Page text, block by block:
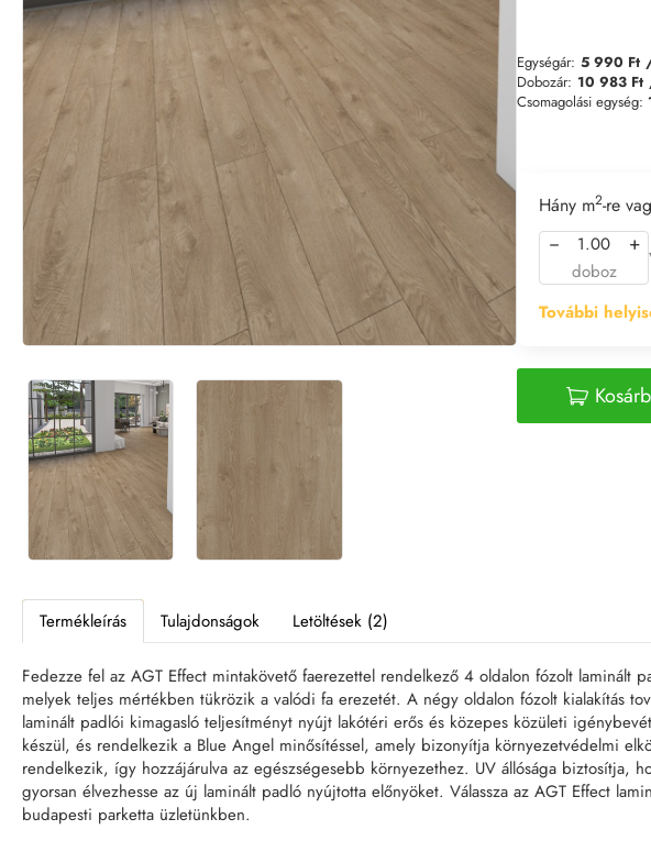
Egységár: 5 990 Ft
Dobozár: 10 983 Ft
Csomagolási egység:
További
Hány m2-re
− +
doboz
Termékleírás Tulajdonságok Letöltések (2)
Fedezze fel az AGT Effect mintakövető faerezettel rendelkező 4 oldalon fózolt laminált
melyek teljes mértékben tükrözik a valódi fa erezetét. A négy oldalon fózolt kialakítás
laminált padlói kimagasló teljesítményt nyújt lakótéri erős és közepes közületi
készül, és rendelkezik a Blue Angel minősítéssel, amely bizonyítja környezetvédelmi
rendelkezik, így hozzájárulva az egészségesebb környezethez. UV állósága
gyorsan élvezhesse az új laminált padló nyújtotta előnyöket. Válassza az AGT Effect
budapesti parketta üzletünkben.